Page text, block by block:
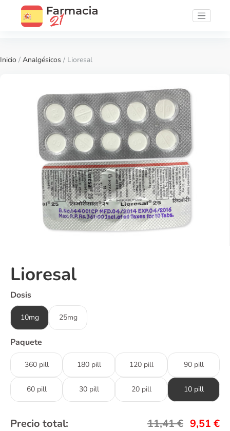
Inicio / Analgésicos / Lioresal
Lioresal
Dosis
10mg 25mg
Paquete
360 pill 180 pill 120 pill 90 pill
60 pill 30 pill 20 pill 10 pill
Precio total: 11,41€ 9,51 €